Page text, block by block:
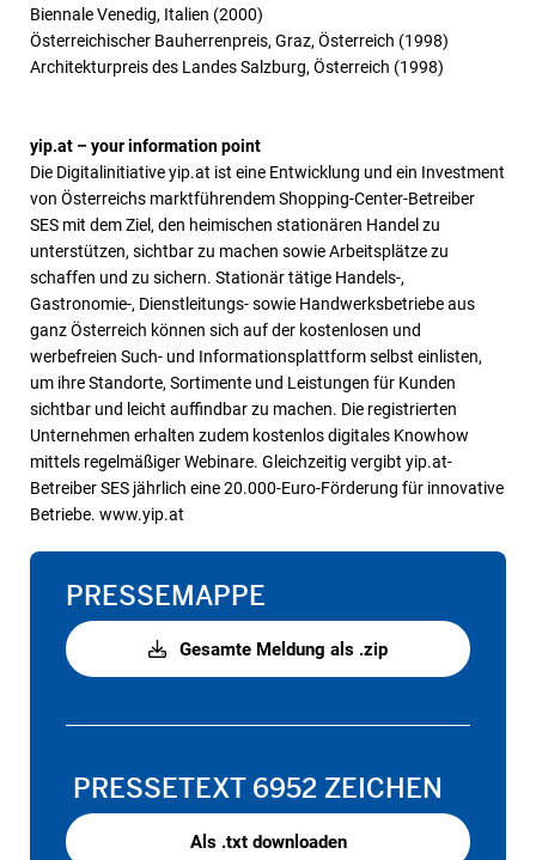
Biennale Venedig, Italien (2000)
Österreichischer Bauherrenpreis, Graz, Österreich (1998)
Architekturpreis des Landes Salzburg, Österreich (1998)
yip.at – your information point
Die Digitalinitiative yip.at ist eine Entwicklung und ein Investment
von Österreichs marktführendem Shopping-Center-Betreiber
SES mit dem Ziel, den heimischen stationären Handel zu
unterstützen, sichtbar zu machen sowie Arbeitsplätze zu
schaffen und zu sichern. Stationär tätige Handels-,
Gastronomie-, Dienstleitungs- sowie Handwerksbetriebe aus
ganz Österreich können sich auf der kostenlosen und
werbefreien Such- und Informationsplattform selbst einlisten,
um ihre Standorte, Sortimente und Leistungen für Kunden
sichtbar und leicht auffindbar zu machen. Die registrierten
Unternehmen erhalten zudem kostenlos digitales Knowhow
mittels regelmäßiger Webinare. Gleichzeitig vergibt yip.at-
Betreiber SES jährlich eine 20.000-Euro-Förderung für innovative
Betriebe. www.yip.at
PRESSEMAPPE
Gesamte Meldung als .zip
PRESSETEXT 6952 ZEICHEN
Als .txt downloaden